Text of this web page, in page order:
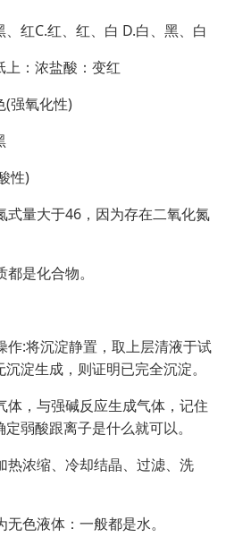
红C.红、红、白 D.白、黑、白
：浓盐酸：变红
(强氧化性)
性)
式量大于46，因为存在二氧化氮
是化合物。
作:将沉淀静置，取上层清液于试
淀生成，则证明已完全沉淀。
体，与强碱反应生成气体，记住
弱酸跟离子是什么就可以。
热浓缩、冷却结晶、过滤、洗
色液体：一般都是水。